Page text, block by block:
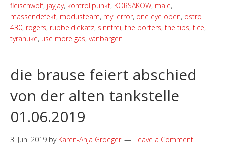
fleischwolf, jayjay, kontrollpunkt, KORSAKOW, male,
massendefekt, modusteam, myTerror, one eye open, östro
430, rogers, rubbeldiekatz, sinnfrei, the porters, the tips, tice,
tyranuke, use möre gas, vanbargen
die brause feiert abschied
von der alten tankstelle
01.06.2019
3. Juni 2019 by Karen-Anja Groeger Leave a Comment